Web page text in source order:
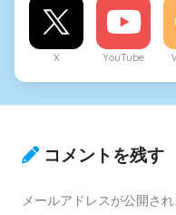
X YouTube
コメントを残す
メールアドレスが公開さ